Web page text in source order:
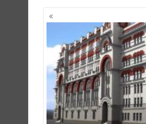
Кретање
чланака